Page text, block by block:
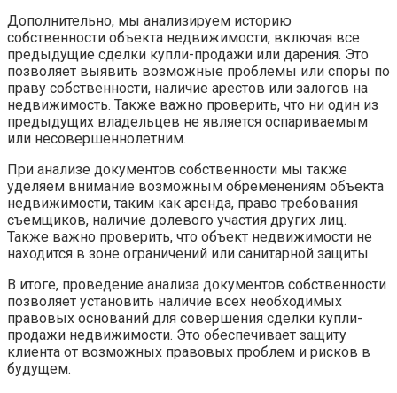
Дополнительно, мы анализируем историю
собственности объекта недвижимости, включая все
предыдущие сделки купли-продажи или дарения. Это
позволяет выявить возможные проблемы или споры по
праву собственности, наличие арестов или залогов на
недвижимость. Также важно проверить, что ни один из
предыдущих владельцев не является оспариваемым
или несовершеннолетним.
При анализе документов собственности мы также
уделяем внимание возможным обременениям объекта
недвижимости, таким как аренда, право требования
съемщиков, наличие долевого участия других лиц.
Также важно проверить, что объект недвижимости не
находится в зоне ограничений или санитарной защиты.
В итоге, проведение анализа документов собственности
позволяет установить наличие всех необходимых
правовых оснований для совершения сделки купли-
продажи недвижимости. Это обеспечивает защиту
клиента от возможных правовых проблем и рисков в
будущем.